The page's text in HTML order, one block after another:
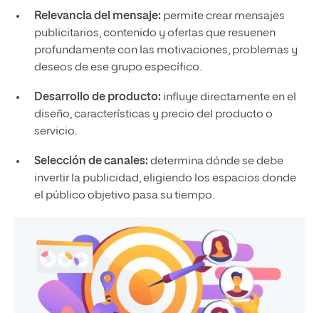
Relevancia del mensaje: permite crear mensajes
publicitarios, contenido y ofertas que resuenen
profundamente con las motivaciones, problemas y
deseos de ese grupo específico.
Desarrollo de producto: influye directamente en el
diseño, características y precio del producto o
servicio.
Selección de canales: determina dónde se debe
invertir la publicidad, eligiendo los espacios donde
el público objetivo pasa su tiempo.